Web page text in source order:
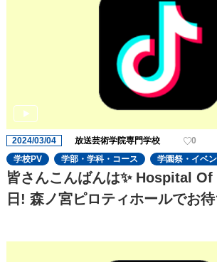
2024/03/04 放送芸術学院専門学校
0
学校PV
学部・学科・コース 学園祭・イベ
皆さんこんばんは✨ Hospital
日! 森ノ宮ピロティホールでお